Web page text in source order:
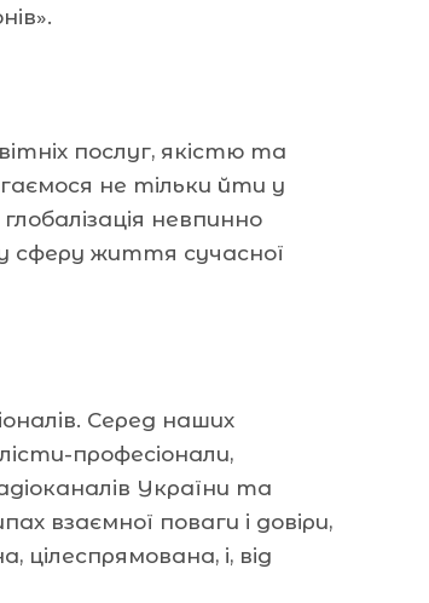
послуг, якістю та
не тільки йти у
невпинно
сферу життя сучасної
Серед наших
професіонали,
України та
взаємної поваги і довіри,
і, від